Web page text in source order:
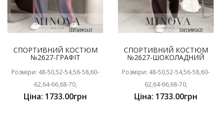
СПОРТИВНИЙ КОСТЮМ
№2627-ГРАФІТ
Розміри: 48-50,52-54,56-58,60-
62,64-66,68-70,
Ціна: 1733.00грн
СПОРТИВНИЙ КОСТЮМ
№2627-ШОКОЛАДНИЙ
Розміри: 48-50,52-54,56-58,60-
62,64-66,68-70,
Ціна: 1733.00грн